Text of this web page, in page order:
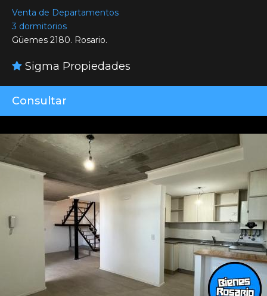
Venta de Departamentos
3 dormitorios
Güemes 2180. Rosario.
Sigma Propiedades
Consultar